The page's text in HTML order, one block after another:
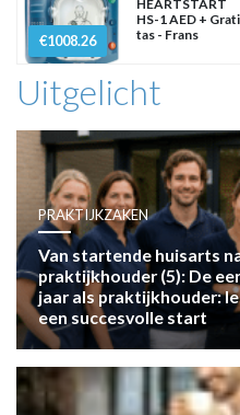
€1008.26
HEARTSTART
HS-1 AED +
tas - Frans
Uitgelicht
PRAKTIJKZAKEN
Van startende huisarts
praktijkhouder (5): De
jaar als praktijkhouder:
een succesvolle start